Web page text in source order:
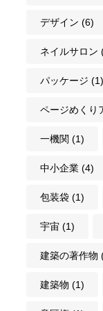
デザイン (6)
ネイルサロン
パッケージ (1)
ページめくり
一機関 (1)
中小企業 (4)
包装袋 (1)
宇宙 (1)
建築の著作物
建築物 (1)